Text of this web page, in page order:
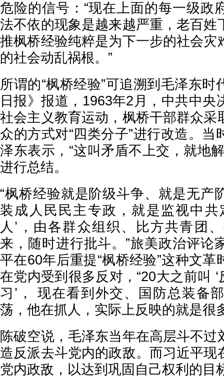
危险的信号：“现在上面的每一级政
法不依的现象是越来越严重，老百姓
推枫桥经验纯粹是为下一步的社会灾
的社会动乱祸根。”
所谓的“枫桥经验”可追溯到毛泽东时
日报》报道，1963年2月，中共中央
社会主义教育运动，枫桥干部群众采
众的方式对“四类分子”进行改造。当
泽东表示，“这叫矛盾不上交，就地
进行总结。
“枫桥经验就是阶级斗争、就是无产
装成人民民主专政，就是监视中共
人’，由各群众组织、比方共青团
来，随时进行批斗。”旅美政治评论
平在60年后重提“枫桥经验”这种文革
在党内受到很多反对，“20大之前叫 ‘
习’， 现在看到外交、国防总装备
荡，他在抓人，实际上反映的就是很
陈破空说，毛泽东当年在高层斗不过
造反派去斗党内的政敌。而习近平现
党内政敌，以达到巩固自己权利的目